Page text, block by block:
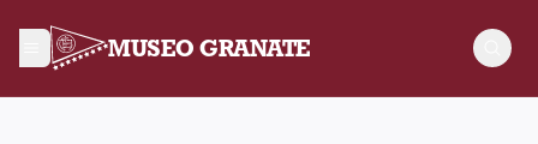
MUSEO GRANATE